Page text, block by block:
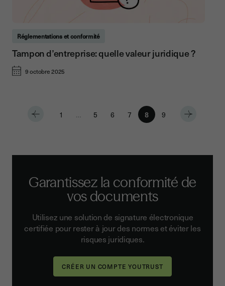
Réglementations et conformité
Tampon d’entreprise: quelle valeur juridique ?
9 octobre 2025
1 … 5 6 7 8 9
Garantissez la conformité de
vos documents
Utilisez une solution de signature électronique
certifiée pour rester à jour des normes et éviter les
risques juridiques.